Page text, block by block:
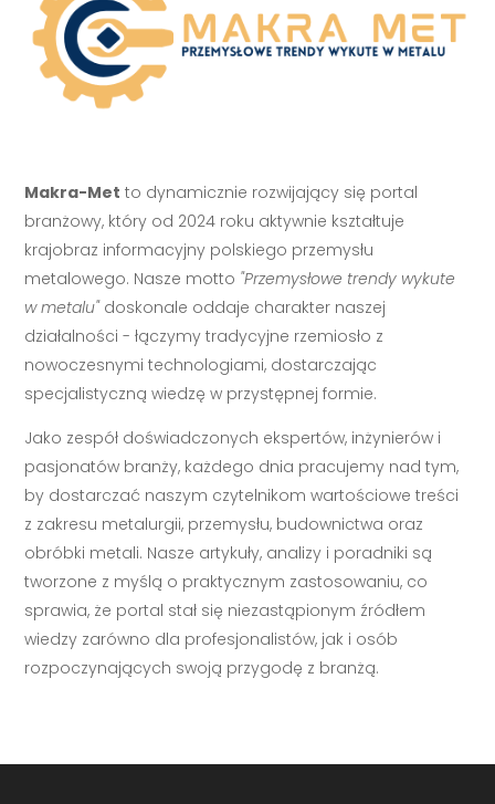
Makra-Met to dynamicznie rozwijający się portal
branżowy, który od 2024 roku aktywnie kształtuje
krajobraz informacyjny polskiego przemysłu
metalowego. Nasze motto "Przemysłowe trendy wykute
w metalu"doskonale oddaje charakter naszej
działalności - łączymy tradycyjne rzemiosło z
nowoczesnymi technologiami, dostarczając
specjalistyczną wiedzę w przystępnej formie.
Jako zespół doświadczonych ekspertów, inżynierów i
pasjonatów branży, każdego dnia pracujemy nad tym,
by dostarczać naszym czytelnikom wartościowe treści
z zakresu metalurgii, przemysłu, budownictwa oraz
obróbki metali. Nasze artykuły, analizy i poradniki są
tworzone z myślą o praktycznym zastosowaniu, co
sprawia, że portal stał się niezastąpionym źródłem
wiedzy zarówno dla profesjonalistów, jak i osób
rozpoczynających swoją przygodę z branżą.